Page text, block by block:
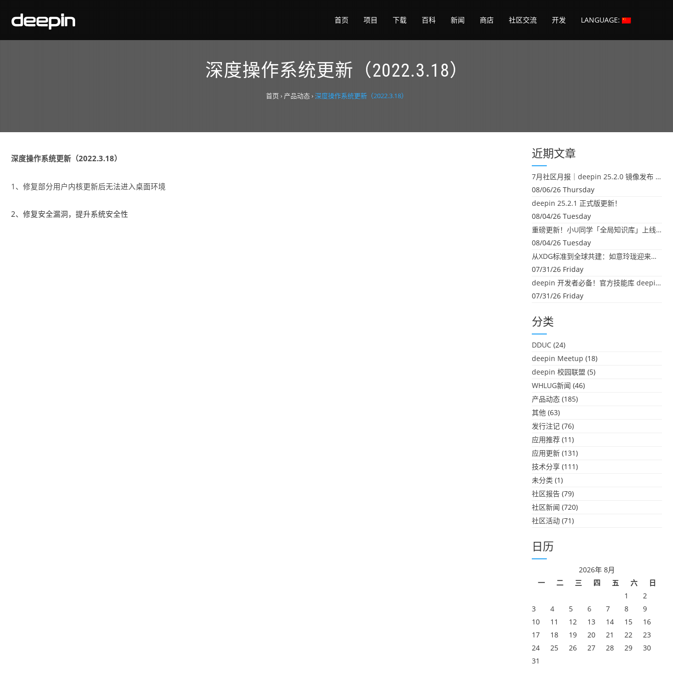
首页 项目 下载 百科 新闻 商店 社区交流 开发 LANGUAGE:
深度操作系统更新（2022.3.18）
首页›产品动态›深度操作系统更新（2022.3.18）
深度操作系统更新（2022.3.18）
1、修复部分用户内核更新后无法进入桌面环境
2、修复安全漏洞，提升系统安全性
近期文章
7月社区月报｜deepin 25.2.0 镜像发布 & 小U同学定时任务上线
08/06/26 Thursday
deepin 25.2.1 正式版更新！
08/04/26 Tuesday
重磅更新！小U同学「全局知识库」上线：你的本地文件，终于"活"起来了
08/04/26 Tuesday
从XDG标准到全球共建：如意玲珑迎来首个海外开源贡献
07/31/26 Friday
deepin 开发者必备！官方技能库 deepin-skills 正式开源
07/31/26 Friday
分类
DDUC (24)
deepin Meetup (18)
deepin 校园联盟 (5)
WHLUG新闻 (46)
产品动态 (185)
其他 (63)
发行注记 (76)
应用推荐 (11)
应用更新 (131)
技术分享 (111)
未分类 (1)
社区报告 (79)
社区新闻 (720)
社区活动 (71)
日历
2026年 8月
一
二 三 四 五 六
日
1
2
3
4 5 6 7 8
9
10
11 12 13 14 15
16
17
18 19 20 21 22
23
24
25 26 27 28 29
30
31